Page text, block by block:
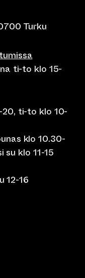
Turku
ti-to klo 15-
20, ti-to klo 10-
klo 10.30-
su klo 11-15
12-16